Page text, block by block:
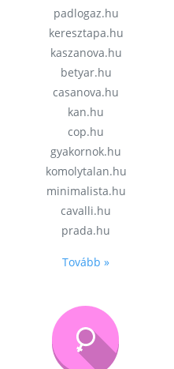
padlogaz.hu
keresztapa.hu
kaszanova.hu
betyar.hu
casanova.hu
kan.hu
cop.hu
gyakornok.hu
komolytalan.hu
minimalista.hu
cavalli.hu
prada.hu
Tovább »